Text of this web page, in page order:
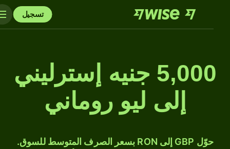
تسجيل
5,000 جنيه إسترليني
إلى ليو روماني
حوّل GBP إلى RON بسعر الصرف المتوسط للسوق.